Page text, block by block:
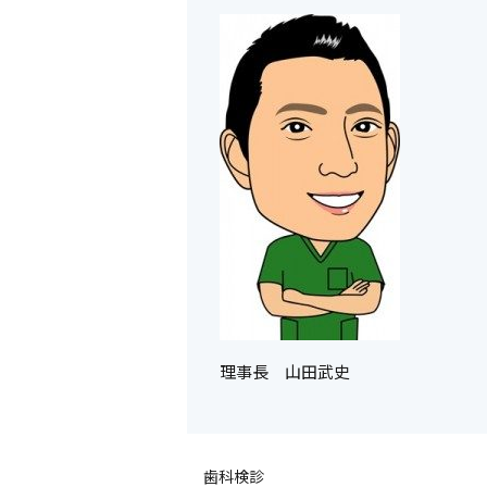
理事長 山田武史
歯科検診